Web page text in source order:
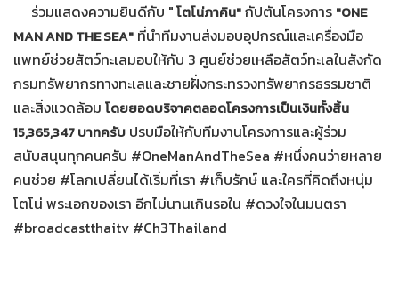
ร่วมแสดงความยินดีกับ "โตโน่ภาคิน"กัปตันโครงการ "ONE
MAN AND THE SEA" ที่นำทีมงานส่งมอบอุปกรณ์และเครื่องมือ
แพทย์ช่วยสัตว์ทะเลมอบให้กับ 3 ศูนย์ช่วยเหลือสัตว์ทะเลในสังกัด
กรมทรัพยากรทางทะเลและชายฝั่งกระทรวงทรัพยากรธรรมชาติ
และสิ่งแวดล้อม โดยยอดบริจาคตลอดโครงการเป็นเงินทั้งสิ้น
15,365,347 บาทครับ ปรบมือให้กับทีมงานโครงการและผู้ร่วม
สนับสนุนทุกคนครับ #OneManAndTheSea #หนึ่งคนว่ายหลาย
คนช่วย #โลกเปลี่ยนได้เริ่มที่เรา #เก็บรักษ์ และใครที่คิดถึงหนุ่ม
โตโน่ พระเอกของเรา อีกไม่นานเกินรอใน #ดวงใจในมนตรา
#broadcastthaitv #Ch3Thailand